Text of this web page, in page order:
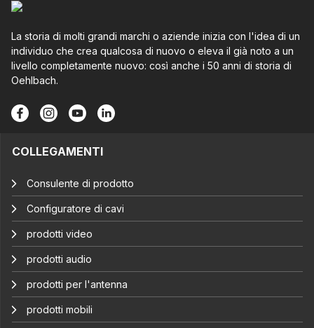
La storia di molti grandi marchi o aziende inizia con l'idea di un
individuo che crea qualcosa di nuovo o eleva il già noto a un
livello completamente nuovo: così anche i 50 anni di storia di
Oehlbach.
COLLEGAMENTI
Consulente di prodotto
Configuratore di cavi
prodotti video
prodotti audio
prodotti per l'antenna
prodotti mobili